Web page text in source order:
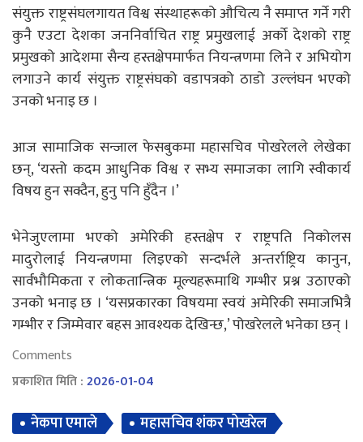
संयुक्त राष्ट्रसंघलगायत विश्व संस्थाहरूको औचित्य नै समाप्त गर्ने गरी
कुनै एउटा देशका जननिर्वाचित राष्ट्र प्रमुखलाई अर्को देशको राष्ट्र
प्रमुखको आदेशमा सैन्य हस्तक्षेपमार्फत नियन्त्रणमा लिने र अभियोग
लगाउने कार्य संयुक्त राष्ट्रसंघको वडापत्रको ठाडो उल्लंघन भएको
उनको भनाइ छ ।
आज सामाजिक सन्जाल फेसबुकमा महासचिव पोखरेलले लेखेका
छन्, ‘यस्तो कदम आधुनिक विश्व र सभ्य समाजका लागि स्वीकार्य
विषय हुन सक्दैन, हुनु पनि हुँदैन ।’
भेनेजुएलामा भएको अमेरिकी हस्तक्षेप र राष्ट्रपति निकोलस
मादुरोलाई नियन्त्रणमा लिइएको सन्दर्भले अन्तर्राष्ट्रिय कानुन,
सार्वभौमिकता र लोकतान्त्रिक मूल्यहरूमाथि गम्भीर प्रश्न उठाएको
उनको भनाइ छ । ‘यसप्रकारका विषयमा स्वयं अमेरिकी समाजभित्रै
गम्भीर र जिम्मेवार बहस आवश्यक देखिन्छ,’ पोखरेलले भनेका छन् ।
Comments
प्रकाशित मिति :2026-01-04
नेकपा एमाले महासचिव शंकर पोखरेल